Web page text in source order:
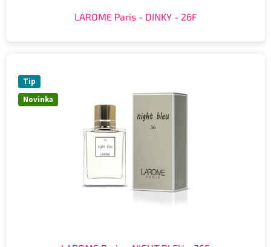
LAROME Paris - DINKY - 26F
Novinka
Tip